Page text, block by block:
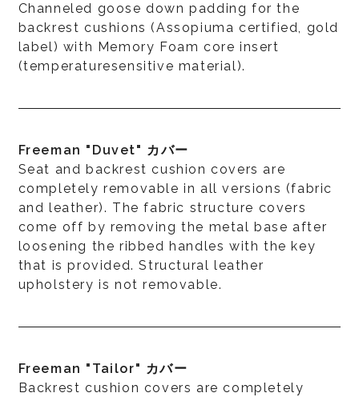
Channeled goose down padding for the
backrest cushions (Assopiuma certified, gold
label) with Memory Foam core insert
(temperaturesensitive material).
Freeman "Duvet" カバー
Seat and backrest cushion covers are
completely removable in all versions (fabric
and leather). The fabric structure covers
come off by removing the metal base after
loosening the ribbed handles with the key
that is provided. Structural leather
upholstery is not removable.
Freeman "Tailor" カバー
Backrest cushion covers are completely